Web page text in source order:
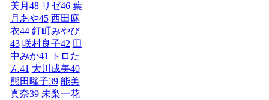
美月 48 リゼ46 葉
月あや45 西田麻
衣44 釘町みやび
43 咲村良子42 田
中みか41
トロた
ん41 大川成美40
熊田曜子39 能美
真奈39 未梨一花